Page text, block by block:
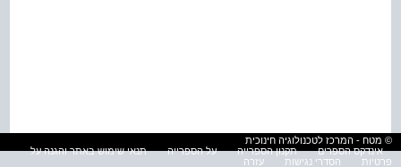
© מטח - המרכז לטכנולוגיה חינוכית
אינדקס הספרים
תקנון הספרייה על הספרייה
תנאי שימוש באתר והגנה על
פרטיות
הסדרי נגישות עזרה